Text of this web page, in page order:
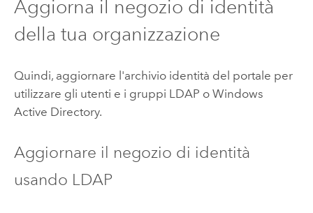
Aggiorna il negozio di identità
della tua organizzazione
Quindi, aggiornare l'archivio identità del portale per
utilizzare gli utenti e i gruppi LDAP o Windows
Active Directory.
Aggiornare il negozio di identità
usando LDAP